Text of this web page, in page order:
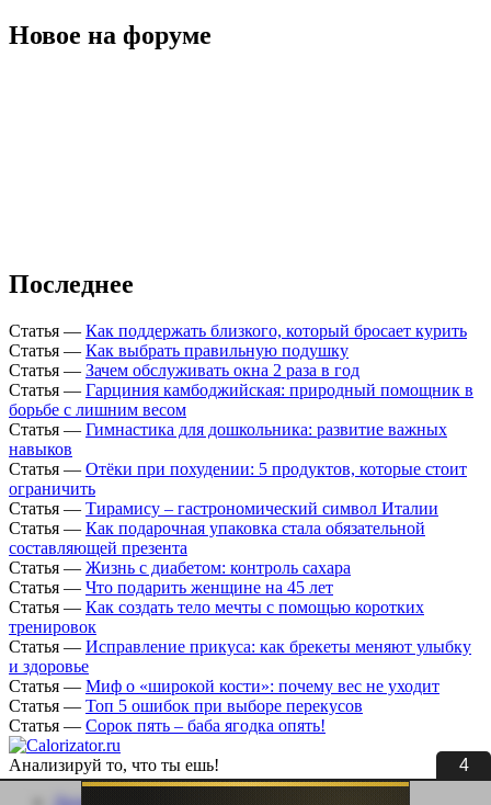
3
Новое на форуме
Последнее
Статья — Как поддержать близкого, который бросает курить
Статья — Как выбрать правильную подушку
Статья — Зачем обслуживать окна 2 раза в год
Статья — Гарциния камбоджийская: природный помощник в
борьбе с лишним весом
Статья — Гимнастика для дошкольника: развитие важных
навыков
Статья — Отёки при похудении: 5 продуктов, которые стоит
ограничить
Статья — Тирамису – гастрономический символ Италии
Статья — Как подарочная упаковка стала обязательной
составляющей презента
Статья — Жизнь с диабетом: контроль сахара
Статья — Что подарить женщине на 45 лет
Статья — Как создать тело мечты с помощью коротких
тренировок
Статья — Исправление прикуса: как брекеты меняют улыбку
и здоровье
Статья — Миф о «широкой кости»: почему вес не уходит
Статья — Топ 5 ошибок при выборе перекусов
Статья — Сорок пять – баба ягодка опять!
Анализируй то, что ты ешь!